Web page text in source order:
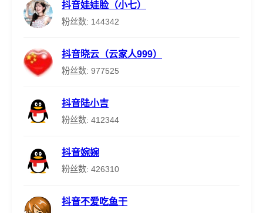
抖音娃娃脸（小七）
粉丝数: 144342
抖音晓云（云家人999）
粉丝数: 977525
抖音陆小吉
粉丝数: 412344
抖音婉婉
粉丝数: 426310
抖音不爱吃鱼干